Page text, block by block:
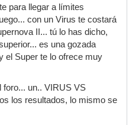
para llegar a límites
con un Virus te costará
II... tú lo has dicho,
es una gozada
el Super te lo ofrece muy
foro... un.. VIRUS VS
los resultados, lo mismo se